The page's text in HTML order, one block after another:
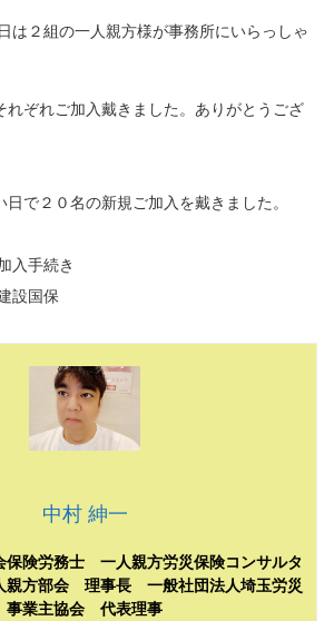
は２組の一人親方様が事務所にいらっしゃ
れぞれご加入戴きました。ありがとうござ
で２０名の新規ご加入を戴きました。
入手続き
設国保
中村 紳一
険労務士 一人親方労災保険コンサルタ
親方部会 理事長 一般社団法人埼玉労災
事業主協会 代表理事